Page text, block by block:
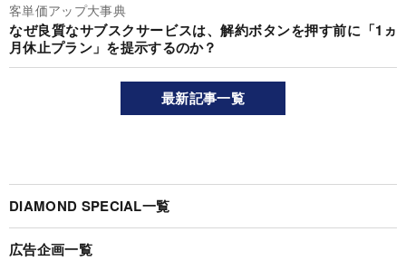
客単価アップ大事典
なぜ良質なサブスクサービスは、解約ボタンを押す前に「1ヵ
月休止プラン」を提示するのか？
最新記事一覧
DIAMOND SPECIAL一覧
広告企画一覧